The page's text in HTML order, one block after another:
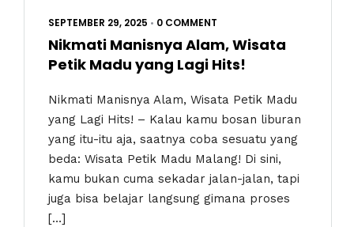
SEPTEMBER 29, 2025 • 0 COMMENT
Nikmati Manisnya Alam, Wisata
Petik Madu yang Lagi Hits!
Nikmati Manisnya Alam, Wisata Petik Madu
yang Lagi Hits! – Kalau kamu bosan liburan
yang itu-itu aja, saatnya coba sesuatu yang
beda: Wisata Petik Madu Malang! Di sini,
kamu bukan cuma sekadar jalan-jalan, tapi
juga bisa belajar langsung gimana proses
[…]